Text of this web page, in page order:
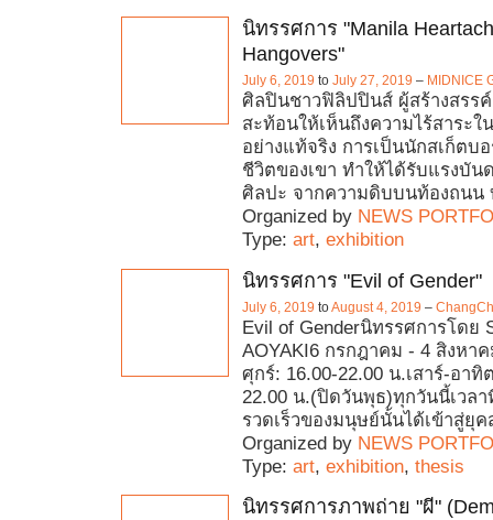
นิทรรศการ "Manila
Hangovers"
July 6, 2019 to July 27, 2019 – MIDNICE
ศิลปินชาวฟิลิปปินส์ ผู้สร้างสรร
สะท้อนให้เห็นถึงความไร้สาระใ
อย่างแท้จริง การเป็นนักสเก็ตบ
ชีวิตของเขา ทำให้ได้รับแรงบัน
ศิลปะ จากความดิบบนท้องถนน
Organized by NEWS
Type: art, exhibition
นิทรรศการ "Evil of Gender"
July 6, 2019 toAugust 4, 2019 –
Evil of Genderนิทรรศการโดย
AOYAKI6 กรกฎาคม - 4 สิงหา
ศุกร์: 16.00-22.00 น.เสาร์-อาทิ
22.00 น.(ปิดวันพุธ)ทุกวันนี้เวล
รวดเร็วของมนุษย์นั้นได้เข้าสู่ยุ
Organized by NEWS
Type: art, exhibition, thesis
นิทรรศการภาพถ่าย "ผี"